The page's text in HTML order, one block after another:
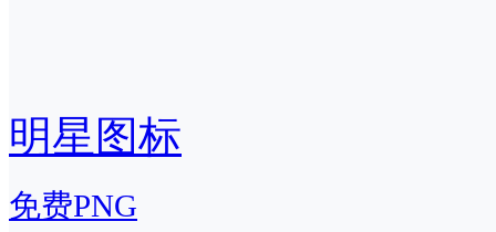
明星图标
免费PNG